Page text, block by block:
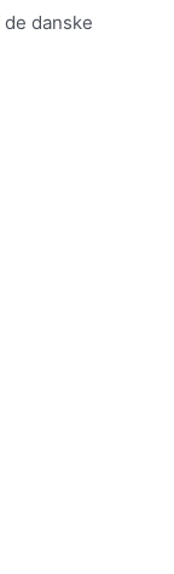
danske